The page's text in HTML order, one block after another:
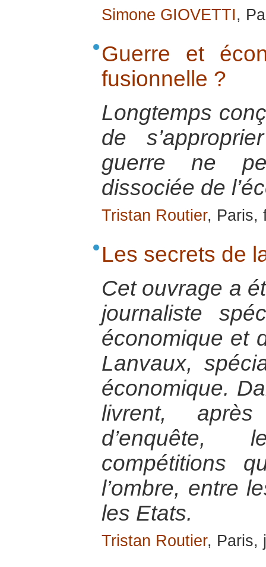
Simone GIOVETTI,
Guerre et
fusionnelle ?
Longtemps
de
guerre ne
dissociée de
Tristan Routier, Paris,
Les secrets de
Cet ouvrage a
journaliste
économique et
Lanvaux,
économique.
livrent,
compétitions
l’ombre, entre
les Etats.
Tristan Routier, Paris,